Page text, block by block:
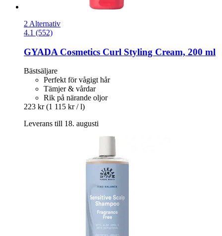
2 Alternativ
4.1 (552)
GYADA Cosmetics Curl Styling Cream, 200 ml
Bästsäljare
Perfekt för vågigt hår
Tämjer & vårdar
Rik på närande oljor
223 kr (1 115 kr / l)
Leverans till 18. augusti